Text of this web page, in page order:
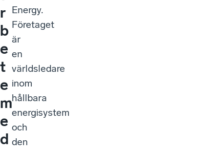
r
b
e
t
e
m
e
d
Energy.
Företaget
är
en
världsledare
inom
hållbara
energisystem
och
den